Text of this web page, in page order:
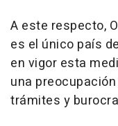
A este respecto,
es el único país
en vigor esta
una
trámites y